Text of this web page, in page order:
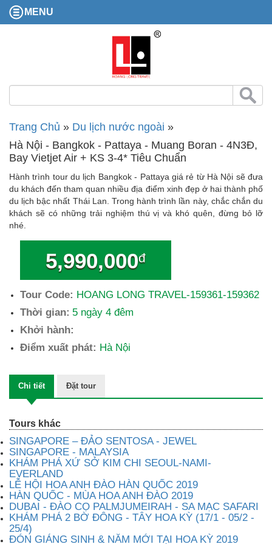
MENU
Trang Chủ » Du lịch nước ngoài »
Hà Nội - Bangkok - Pattaya - Muang Boran - 4N3Đ,
Bay Vietjet Air + KS 3-4* Tiêu Chuẩn
Hành trình tour du lịch Bangkok - Pattaya giá rẻ từ Hà Nội sẽ đưa
du khách đến tham quan nhiều địa điểm xinh đẹp ở hai thành phố
du lịch bậc nhất Thái Lan. Trong hành trình lần này, chắc chắn du
khách sẽ có những trải nghiệm thú vị và khó quên, đừng bỏ lỡ
nhé.
5,990,000đ
Tour Code: HOANG LONG TRAVEL-159361-159362
Thời gian: 5 ngày 4 đêm
Khởi hành:
Điểm xuất phát: Hà Nội
Chi tiết Đặt tour
Tours khác
SINGAPORE – ĐẢO SENTOSA - JEWEL
SINGAPORE - MALAYSIA
KHÁM PHÁ XỨ SỞ KIM CHI SEOUL-NAMI-
EVERLAND
LỄ HỘI HOA ANH ĐÀO HÀN QUỐC 2019
HÀN QUỐC - MÙA HOA ANH ĐÀO 2019
DUBAI - ĐÀO CỌ PALMJUMEIRAH - SA MẠC SAFARI
KHÁM PHÁ 2 BỜ ĐÔNG - TÂY HOA KỲ (17/1 - 05/2 -
25/4)
ĐÓN GIÁNG SINH & NĂM MỚI TẠI HOA KỲ 2019